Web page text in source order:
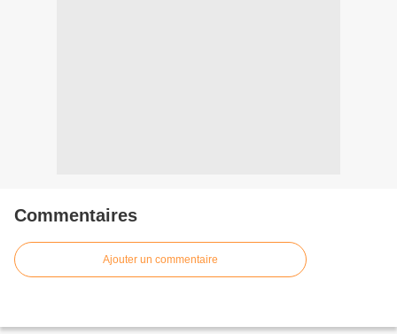
Commentaires
Ajouter un commentaire